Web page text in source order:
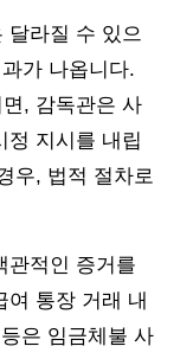
달라질 수 있으
가 나옵니다.
, 감독관은 사
정 지시를 내립
우, 법적 절차로
관적인 증거를
여 통장 거래 내
은 임금체불 사